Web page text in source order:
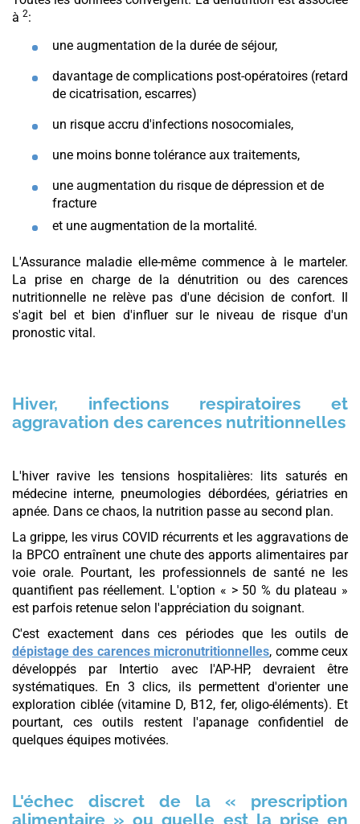
à 2:
une augmentation de la durée de séjour,
davantage de complications post-opératoires (retard
de cicatrisation, escarres)
un risque accru d'infections nosocomiales,
une moins bonne tolérance aux traitements,
une augmentation du risque de dépression et de
fracture
et une augmentation de la mortalité.
L'Assurance maladie elle-même commence à le marteler.
La prise en charge de la dénutrition ou des carences
nutritionnelle ne relève pas d'une décision de confort. Il
s'agit bel et bien d'influer sur le niveau de risque d'un
pronostic vital.
Hiver, infections respiratoires et
aggravation des carences nutritionnelles
L'hiver ravive les tensions hospitalières: lits saturés en
médecine interne, pneumologies débordées, gériatries en
apnée. Dans ce chaos, la nutrition passe au second plan.
La grippe, les virus COVID récurrents et les aggravations de
la BPCO entraînent une chute des apports alimentaires par
voie orale. Pourtant, les professionnels de santé ne les
quantifient pas réellement. L'option « > 50 % du plateau »
est parfois retenue selon l'appréciation du soignant.
C'est exactement dans ces périodes que les outils de
dépistage des carences micronutritionnelles, comme ceux
développés par Intertio avec l'AP-HP, devraient être
systématiques. En 3 clics, ils permettent d'orienter une
exploration ciblée (vitamine D, B12, fer, oligo-éléments). Et
pourtant, ces outils restent l'apanage confidentiel de
quelques équipes motivées.
L'échec discret de la « prescription
alimentaire » ou quelle est la prise en